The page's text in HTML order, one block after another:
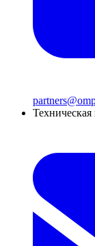
Техническая